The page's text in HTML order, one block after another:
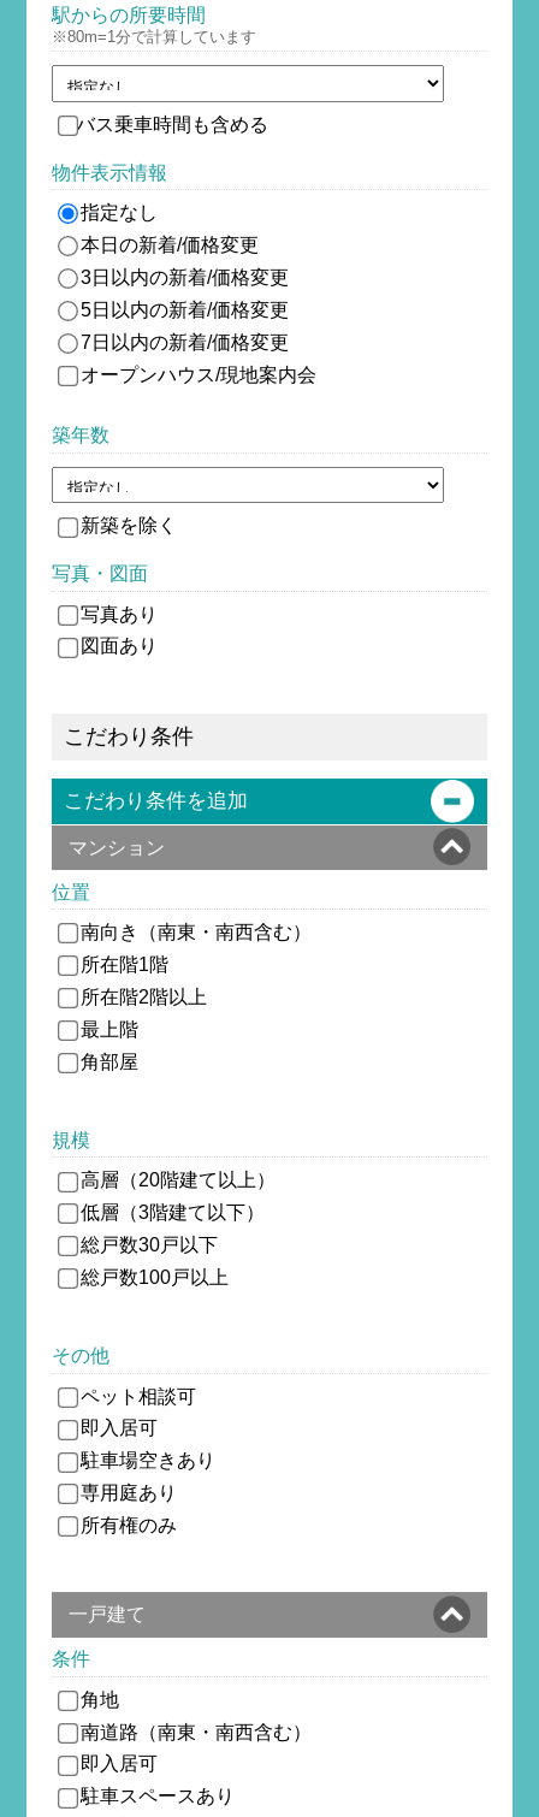
駅からの所要時間
※80m=1分で計算しています
バス乗車時間も含める
物件表示情報
指定なし
本日の新着/価格変更
3日以内の新着/価格変更
5日以内の新着/価格変更
7日以内の新着/価格変更
オープンハウス/現地案内会
築年数
新築を除 く
写真・図面
写真あり
図面あり
こだわり条件
こだわり条件を追加
マンション
位置
南向き（南東・南西含む）
所在階1階
所在階2階以上
最上階
角部屋
規模
高層（20階建て以上）
低層（3階建て以下）
総戸数30戸以下
総戸数100戸以上
その他
ペット相談可
即入居可
駐車場空きあり
専用庭あり
所有権のみ
一戸建て
条件
角地
南道路（南東・南西含む）
即入居可
駐車スペースあり